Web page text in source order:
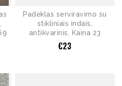
Padėklas serviravimo su
stikliniais indais,
antikvarinis. Kaina 23
€23